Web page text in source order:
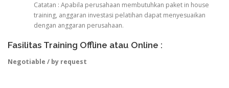
Catatan : Apabila perusahaan membutuhkan paket in house
training, anggaran investasi pelatihan dapat menyesuaikan
dengan anggaran perusahaan.
Fasilitas Training Offline atau Online :
Negotiable / by request